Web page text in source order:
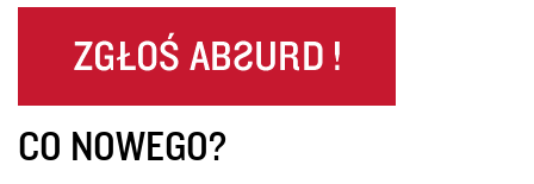
CO NOWEGO?